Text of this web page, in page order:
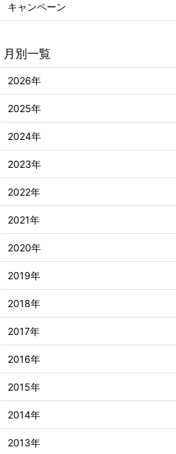
キャンペーン
月別一覧
2026年
2025年
2024年
2023年
2022年
2021年
2020年
2019年
2018年
2017年
2016年
2015年
2014年
2013年